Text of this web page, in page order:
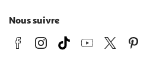
Nous suivre